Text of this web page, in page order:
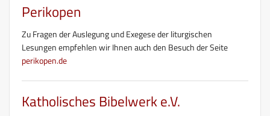
Perikopen
Zu Fragen der Auslegung und Exegese der liturgischen
Lesungen empfehlen wir Ihnen auch den Besuch der Seite
perikopen.de
Katholisches Bibelwerk e.V.